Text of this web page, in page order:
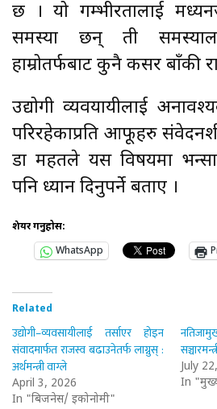
छ । यो गम्भीरतालाई
समस्या छन् ती
हाम्रोतर्फबाट कुनै कसर बाँकी
उद्योगी व्यवयायीलाई
परिरहेकाप्रति आफूहरु
डा महतले यस विषयमा
पनि ध्यान दिनुपर्ने बताए ।
शेयर गर्नुहोस:
WhatsApp
Related
उद्योगी–व्यवसायीलाई तर्साएर होइन
संवादमार्फत राजस्व बढाउनेतर्फ लाग्नुस् :
अर्थमन्त्री वाग्ले
April 3, 2026
In "बिजनेस/ इकोनोमी"
July
In